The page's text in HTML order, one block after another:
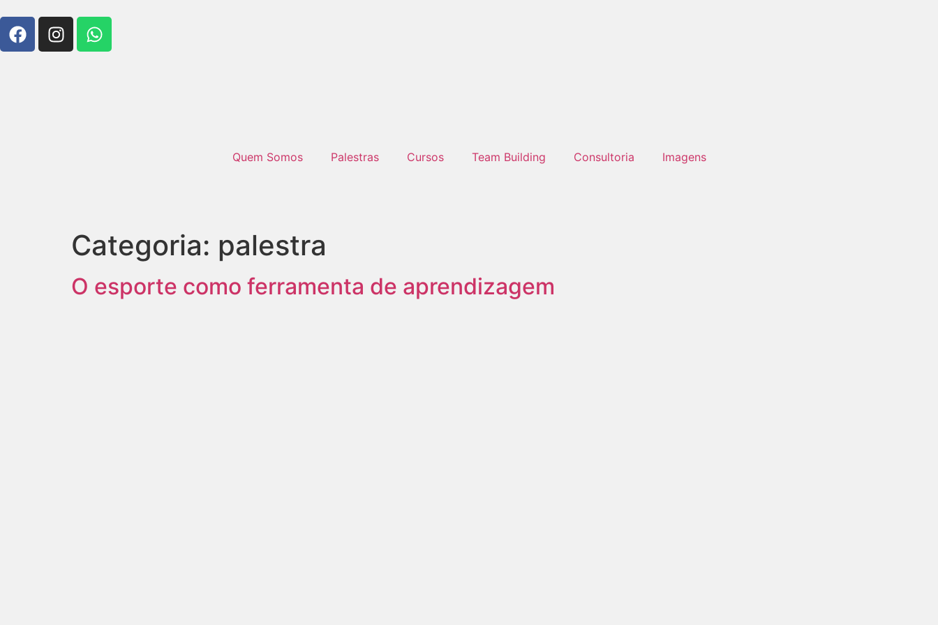
Quem Somos Palestras Cursos Team Building Consultoria Imagens
Categoria: palestra
O esporte como ferramenta de aprendizagem